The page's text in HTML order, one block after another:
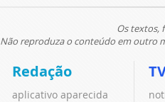
Os textos,
Não reproduza o conteúdo em outro
Redação
aplicativo aparecida